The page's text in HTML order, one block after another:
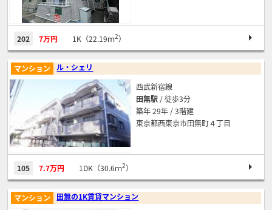
202 7万円 1K（22.19ｍ2）
ル・シェリ
マンション
西武新宿線
田無駅 / 徒歩3分
築年 29年 / 3階建
東京都西東京市田無町４丁目
105 7.7万円 1DK（30.6ｍ2）
田無の1K賃貸マンション
マンション